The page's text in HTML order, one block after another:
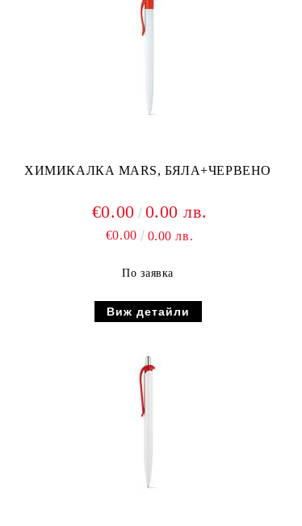
ХИМИКАЛКА MARS, БЯЛА+ЧЕРВЕНО
€0.00 0.00 лв.
€0.00 0.00 лв.
По заявка
Виж детайли